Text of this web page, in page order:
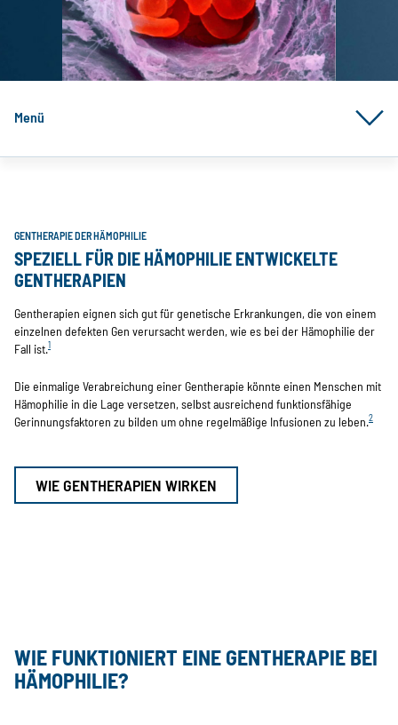
Menü
GENTHERAPIE DER HÄMOPHILIE
SPEZIELL FÜR DIE HÄMOPHILIE ENTWICKELTE
GENTHERAPIEN
Gentherapien eignen sich gut für genetische Erkrankungen, die von einem
einzelnen defekten Gen verursacht werden, wie es bei der Hämophilie der
Fall ist.1
Die einmalige Verabreichung einer Gentherapie könnte einen Menschen mit
Hämophilie in die Lage versetzen, selbst ausreichend funktionsfähige
Gerinnungsfaktoren zu bilden um ohne regelmäßige Infusionen zu leben.2
WIE GENTHERAPIEN WIRKEN
WIE FUNKTIONIERT EINE GENTHERAPIE BEI
HÄMOPHILIE?